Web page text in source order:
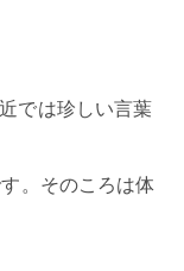
では珍しい言葉
。そのころは体